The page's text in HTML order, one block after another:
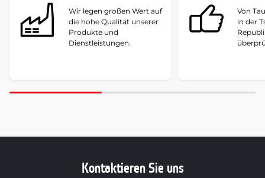
Wir legen großen Wert auf
die hohe Qualität unserer
Produkte und
Dienstleistungen.
Von
in der
Kontaktieren Sie uns